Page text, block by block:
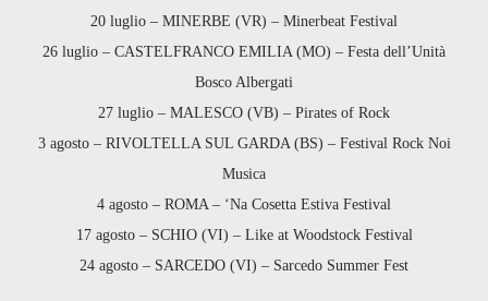
20 luglio – MINERBE (VR) – Minerbeat Festival
26 luglio – CASTELFRANCO EMILIA (MO) – Festa dell’Unità
Bosco Albergati
27 luglio – MALESCO (VB) – Pirates of Rock
3 agosto – RIVOLTELLA SUL GARDA (BS) – Festival Rock Noi
Musica
4 agosto – ROMA – ‘Na Cosetta Estiva Festival
17 agosto – SCHIO (VI) – Like at Woodstock Festival
24 agosto – SARCEDO (VI) – Sarcedo Summer Fest